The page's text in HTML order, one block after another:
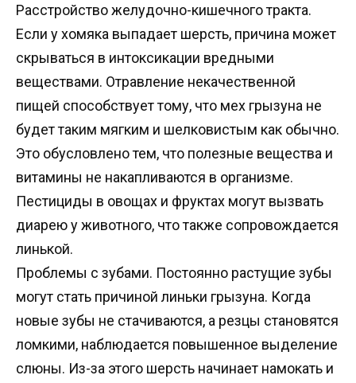
Расстройство желудочно-кишечного тракта.
Если у хомяка выпадает шерсть, причина может
скрываться в интоксикации вредными
веществами. Отравление некачественной
пищей способствует тому, что мех грызуна не
будет таким мягким и шелковистым как обычно.
Это обусловлено тем, что полезные вещества и
витамины не накапливаются в организме.
Пестициды в овощах и фруктах могут вызвать
диарею у животного, что также сопровождается
линькой.
Проблемы с зубами. Постоянно растущие зубы
могут стать причиной линьки грызуна. Когда
новые зубы не стачиваются, а резцы становятся
ломкими, наблюдается повышенное выделение
слюны. Из-за этого шерсть начинает намокать и